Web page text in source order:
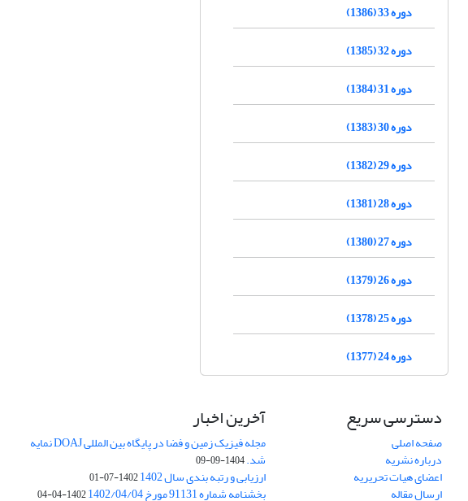
دوره 33 (1386)
دوره 32 (1385)
دوره 31 (1384)
دوره 30 (1383)
دوره 29 (1382)
دوره 28 (1381)
دوره 27 (1380)
دوره 26 (1379)
دوره 25 (1378)
دوره 24 (1377)
دسترسی سریع
صفحه اصلی
درباره نشریه
اعضای هیات تحریریه
ارسال مقاله
آخرین اخبار
مجله فیزیک زمین و فضا در پایگاه بین المللی DOAJ نمایه
شد.1404-09-09
ارزیابی و رتبه بندی سال 1402 1402-07-01
بخشنامه شماره 91131 مورخ 1402/04/04 1402-04-04